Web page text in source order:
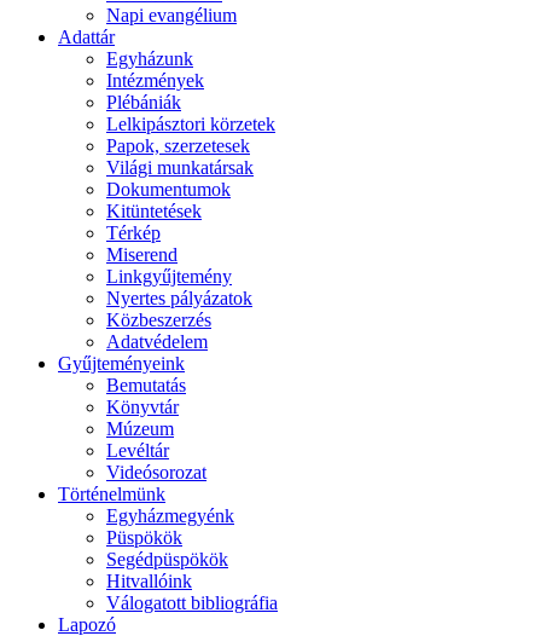
Napi evangélium
Adattár
Egyházunk
Intézmények
Plébániák
Lelkipásztori körzetek
Papok, szerzetesek
Világi munkatársak
Dokumentumok
Kitüntetések
Térkép
Miserend
Linkgyűjtemény
Nyertes pályázatok
Közbeszerzés
Adatvédelem
Gyűjteményeink
Bemutatás
Könyvtár
Múzeum
Levéltár
Videósorozat
Történelmünk
Egyházmegyénk
Püspökök
Segédpüspökök
Hitvallóink
Válogatott bibliográfia
Lapozó